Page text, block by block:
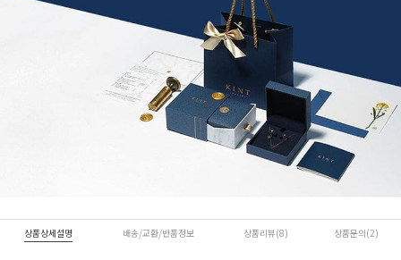
상품상세설명 배송/교환/반품정보 상품리뷰(8) 상품문의(2)